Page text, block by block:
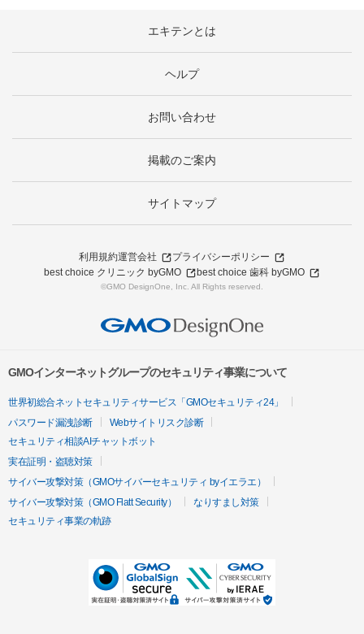
エキテンとは
ヘルプ
お問い合わせ
掲載のご案内
サイトマップ
利用規約運営会社
プライバシーポリシー
best choice クリニック byGMO
best choice 歯科 byGMO
©GMO DesignOne, Inc. All Rights reserved.
GMOインターネットグループのセキュリティ事業について
世界初総合ネットセキュリティサービス「GMOセキュリティ24」
パスワード漏洩診断
Webサイトリスク診断
セキュリティ相談AIチャットボット
実在証明・盗聴対策
サイバー攻撃対策（GMOサイバーセキュリティ byイエラエ）
サイバー攻撃対策（GMO Flatt Security）
なりすまし対策
セキュリティ事業の軌跡